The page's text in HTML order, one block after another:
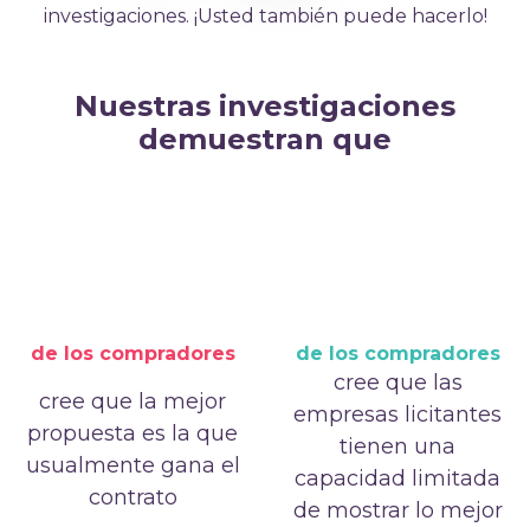
investigaciones. ¡Usted también puede hacerlo!
Nuestras investigaciones
demuestran que
de los compradores
cree que la mejor
propuesta es la que
usualmente gana el
contrato
de los compradores
cree que las
empresas licitantes
tienen una
capacidad limitada
de mostrar lo mejor